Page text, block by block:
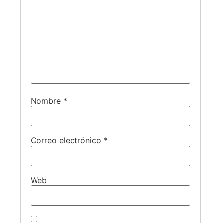
Nombre *
Correo electrónico *
Web